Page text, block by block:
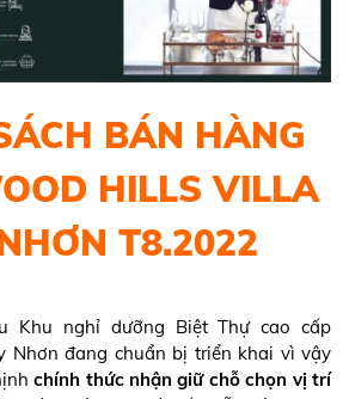
BÁN HÀNG
HILLS VILLA
T8.2022
Khu nghỉ dưỡng Biệt Thự cao cấp
Nhơn đang chuẩn bị triển khai vì vậy
chính thức nhận giữ chỗ chọn vị trí